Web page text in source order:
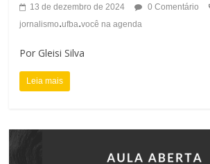
13 de dezembro de 2024
0 Comentário
jornalismo.ufba.você na agenda
Por Gleisi Silva
Leia mais